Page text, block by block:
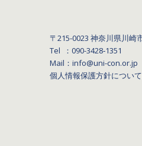
〒215-0023 神奈川県川崎
Tel ：090-3428‐1351
Mail：info@uni-con.or.jp
個人情報保護方針につい